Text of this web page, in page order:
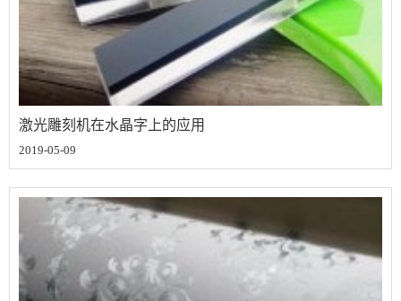
激光雕刻机在水晶字上的应用
2019-05-09